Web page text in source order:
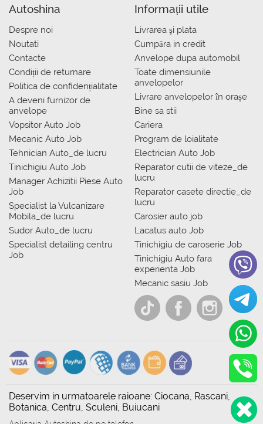
Autoshina
Despre noi
Noutati
Contacte
Condiții de returnare
Politica de confidențialitate
A deveni furnizor de
anvelope
Vopsitor Auto Job
Mecanic Auto Job
Tehnician Auto_de lucru
Tinichigiu Auto Job
Manager Achizitii Piese Auto
Job
Specialist la Vulcanizare
Mobila_de lucru
Sudor Auto_de lucru
Specialist detailing centru
Job
Informații utile
Livrarea şi plata
Сumpăra in credit
Anvelope dupa automobil
Toate dimensiunile
anvelopelor
Livrare anvelopelor în orașe
Bine sa stii
Cariera
Program de loialitate
Electrician Auto Job
Reparator cutii de viteze_de
lucru
Reparator casete directie_de
lucru
Carosier auto job
Lacatus auto Job
Tinichigiu de caroserie Job
Tinichigiu Auto fara
experienta Job
Mecanic sasiu Job
Deservim in urmatoarele raioane: Ciocana, Rascani,
Botanica, Centru, Sculeni, Buiucani